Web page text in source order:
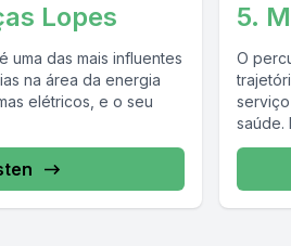
Lopes
uma das mais influentes
na área da energia
elétricos, e o seu
5.
O
saúde.